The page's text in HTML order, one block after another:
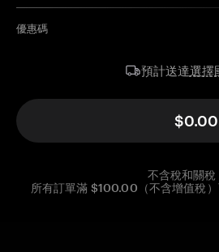
優惠碼
預計送達選擇
$0.00
不含稅和關稅
所有訂單滿 $100.00（不含增值稅）